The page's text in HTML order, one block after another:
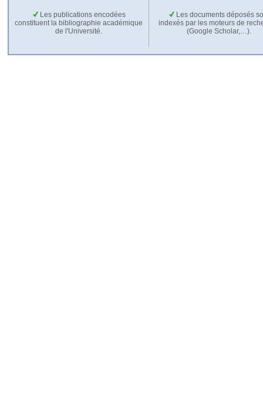
Les publications encodées
constituent la bibliographie académique
de l'Université.
Les documents déposés
indexés par les moteurs de
(Google Scholar,…).